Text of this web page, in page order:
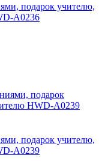
подарок учителю,
A0236
подарок учителю,
A0239